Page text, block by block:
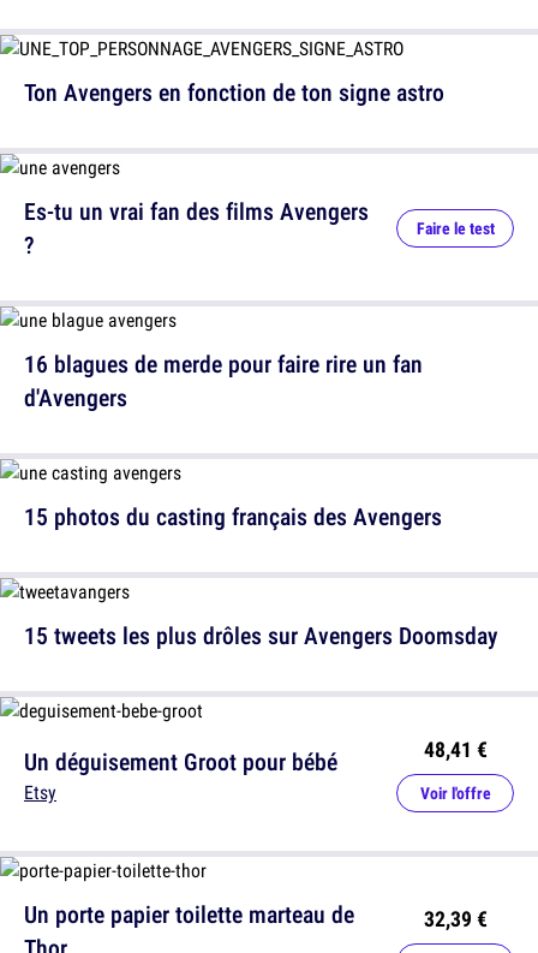
Ton Avengers en fonction de ton signe astro
15 photos du casting français des Avengers
Un déguisement Groot pour bébé
Etsy
48,41 €
Voir l'offre
Un porte papier toilette marteau de
32,39 €
Es-tu un vrai fan des films Avengers
?
Faire le test
16 blagues de merde pour faire rire un fan
d'Avengers
15 tweets les plus drôles sur Avengers Doomsday